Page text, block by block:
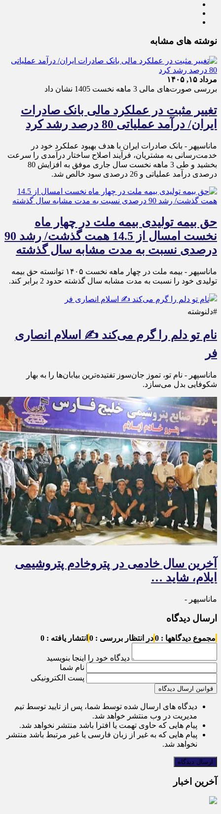
نوشته های مشابه
مرداد ۱۵, ۱۴۰۵
بررسی صورت‌های مالی 3 ماهه نخست 1405 نشان داد
تغییر مثبت در عملکرد مالی بانک صادرات
ایران/ درآمد عملیاتی 80 درصد رشد کرد
ماناسپهر - ​بانک صادرات ایران با هدف بهبود عملکرد خود در
خدمت‌رسانی به مشتریان، فرآیند اصلاح ساختار درآمدی را سرعت
بخشید و طی 3 ماهه نخست سال جاری موفق به افزایش 80
درصدی درآمد عملیاتی و 26 درصدی سود خالص شد.
حق بیمه تولیدی بیمه ملت در چهار ماه
نخست امسال از 14.5 همت گذشت/ رشد 90
درصدی نسبت به مدت مشابه سال گذشته
ماناسپهر - بیمه ملت در چهار ماهه نخست ۱۴٠۵ توانسته حق بیمه
تولیدی خود را نسبت به مدت مشابه سال گذشته حدود 2 برابر کند.
#دلنوشته
نام تو دلم را گرم می‌کند ✍️ اسلام انصاری
فر
ماناسپهر - نام تو، تموز جان‌سوز تفتیده‌ترین بیابان‌ها را به بهار
شکوفایی بدل می‌سازد.
آخرین سال خادمی در پتروخادم پتروشیمی
ایلام، شاید …
ماناسپهر -
ارسال دیدگاه
مجموع دیدگاهها : 0 در انتظار بررسی : 0 انتشار یافته : 0
دیدگاه خود را اینجا بنویسید
نام شما
پست الکترونیکی
قوانین ارسال دیدگاه
دیدگاه های ارسال شده توسط شما، پس از تایید توسط تیم
مدیریت در وب منتشر خواهد شد.
پیام هایی که حاوی تهمت یا افترا باشد منتشر نخواهد شد.
پیام هایی که به غیر از زبان فارسی یا غیر مرتبط باشد منتشر
نخواهد شد.
آخرین اخبار